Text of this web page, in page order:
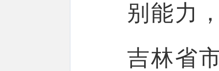
别能力
吉林省